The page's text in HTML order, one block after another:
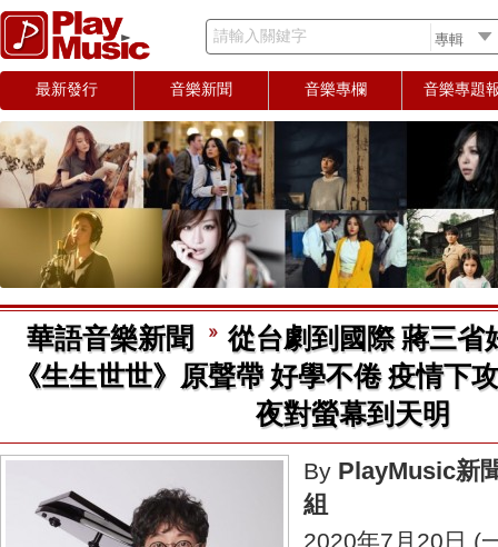
請輸入關鍵字
最新發行 音樂新聞 音樂專欄 音樂專題
華語音樂新聞
從台劇到國際 蔣三省
《生生世世》原聲帶 好學不倦 疫情下
夜對螢幕到天明
By PlayMusic新
組
2020年7月20日 (